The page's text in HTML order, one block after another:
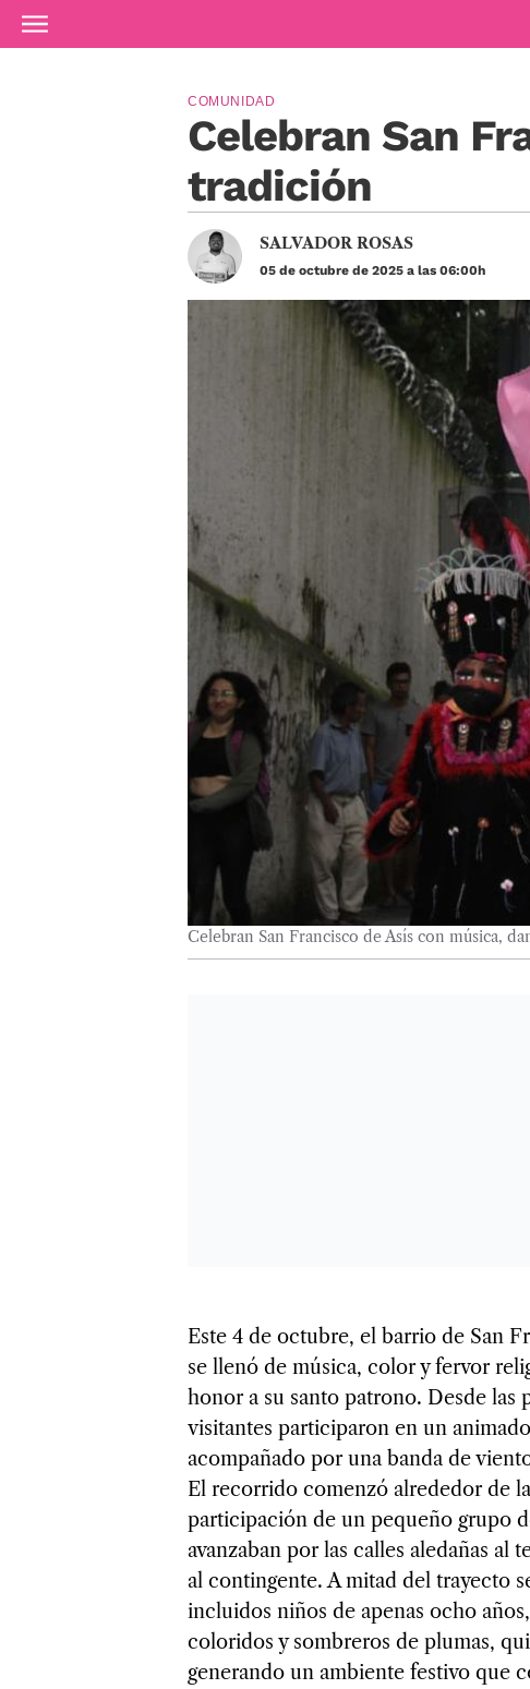
Ir al contenido principal
Celebran San
tradición
COMUNIDAD
SALVADOR ROSAS
05 de octubre de 2025 a las 06:00h
Celebran San Francisco de Asís con música,
Este 4 de octubre, el barrio de San
se llenó de música, color y fervor
honor a su santo patrono. Desde las
visitantes participaron en un
acompañado por una banda de
El recorrido comenzó alrededor de
participación de un pequeño grupo
avanzaban por las calles aledañas al
al contingente. A mitad del trayecto
incluidos niños de apenas ocho
coloridos y sombreros de plumas,
generando un ambiente festivo que